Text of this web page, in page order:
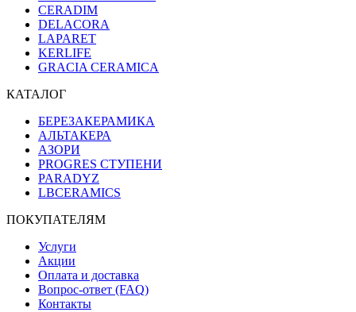
CERADIM
DELACORA
LAPARET
KERLIFE
GRACIA CERAMICA
КАТАЛОГ
БЕРЕЗАКЕРАМИКА
АЛЬТАКЕРА
АЗОРИ
PROGRES СТУПЕНИ
PARADYZ
LBCERAMICS
ПОКУПАТЕЛЯМ
Услуги
Акции
Оплата и доставка
Вопрос-ответ (FAQ)
Контакты